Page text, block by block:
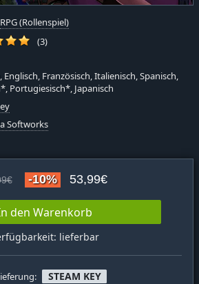
RPG (Rollenspiel)
(3)
Englisch, Französisch, Italienisch, Spanisch,
Portugiesisch*, Japanisch
Softworks
-10% 53,99€
den Warenkorb
lieferbar
STEAM KEY